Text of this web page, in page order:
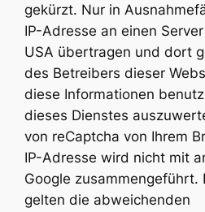
gekürzt. Nur in
IP-Adresse an einen
USA übertragen und dort
des Betreibers dieser
diese Informationen
dieses Dienstes
von reCaptcha von Ihrem
IP-Adresse wird nicht mit
Google zusammengeführt.
gelten die abweichenden